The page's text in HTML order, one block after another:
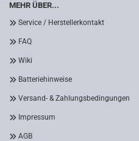
MEHR ÜBER...
Service / Herstellerkontakt
FAQ
Wiki
Batteriehinweise
Versand- & Zahlungsbedingungen
Impressum
AGB